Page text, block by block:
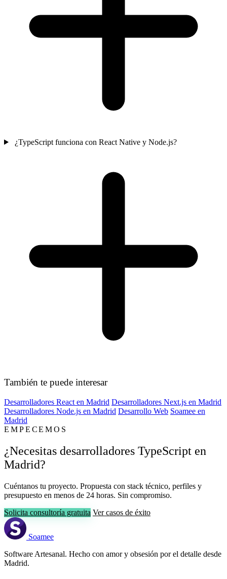
¿TypeScript funciona con React Native y Node.js?
También te puede interesar
Desarrolladores React en Madrid Desarrolladores Next.js en Madrid
Desarrolladores Node.js en Madrid Desarrollo Web Soamee en
Madrid
EMPECEMOS
¿Necesitas desarrolladores TypeScript en
Madrid?
Cuéntanos tu proyecto. Propuesta con stack técnico, perfiles y
presupuesto en menos de 24 horas. Sin compromiso.
Solicita consultoría gratuita Ver casos de éxito
Soamee
Software Artesanal. Hecho con amor y obsesión por el detalle desde
Madrid.